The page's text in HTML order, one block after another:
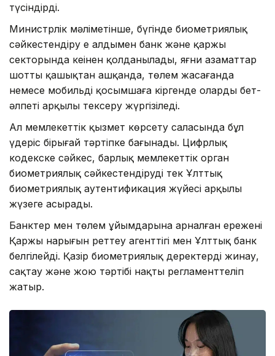
түсіндірді.
Министрлік мәліметінше, бүгінде биометриялық
сәйкестендіру ең алдымен банк және қаржы
секторында кеңінен қолданылады, яғни азаматтар
шотты қашықтан ашқанда, төлем жасағанда
немесе мобильді қосымшаға кіргенде олардың бет-
әлпеті арқылы тексеру жүргізіледі.
Ал мемлекеттік қызмет көрсету саласында бұл
үдеріс бірыңғай тәртіпке бағынады. Цифрлық
кодекске сәйкес, барлық мемлекеттік орган
биометриялық сәйкестендіруді тек Ұлттық
биометриялық аутентификация жүйесі арқылы
жүзеге асырады.
Банктер мен төлем ұйымдарына арналған ережені
Қаржы нарығын реттеу агенттігі мен Ұлттық банк
белгілейді. Қазір биометриялық деректерді жинау,
сақтау және жою тәртібі нақты регламенттеліп
жатыр.